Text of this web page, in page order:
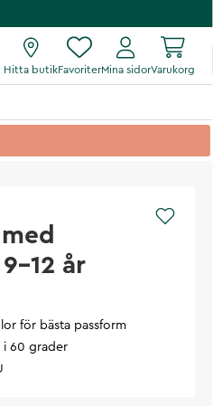
Hitta butikFavoriterMina sidorVarukorg
12 år
för bästa passform
i 60 grader